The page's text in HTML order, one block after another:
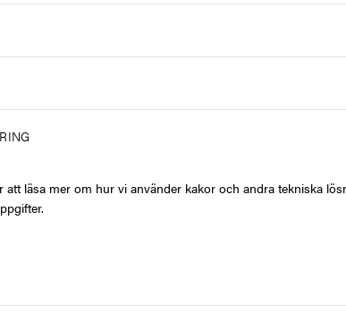
att läsa mer om hur vi använder kakor och andra tekniska
Lär dig
på uTalks
praktiska
språket.
Enkel &